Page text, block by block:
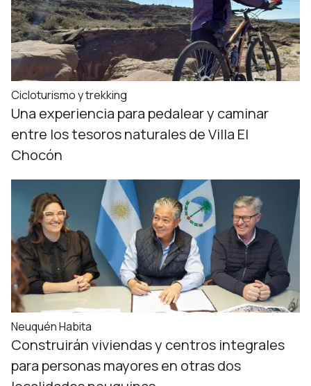
Cicloturismo y trekking
Una experiencia para pedalear y caminar
entre los tesoros naturales de Villa El
Chocón
Neuquén Habita
Construirán viviendas y centros integrales
para personas mayores en otras dos